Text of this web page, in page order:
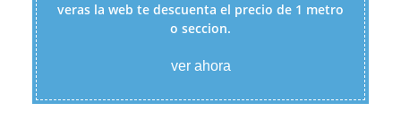
veras la web te descuenta el precio de 1 metro
o seccion.
ver ahora